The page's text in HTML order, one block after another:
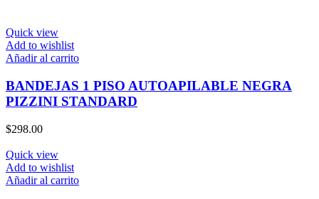
Quick view
Add to wishlist
Añadir al carrito
BANDEJAS 1 PISO AUTOAPILABLE NEGRA
PIZZINI STANDARD
$298.00
Quick view
Add to wishlist
Añadir al carrito